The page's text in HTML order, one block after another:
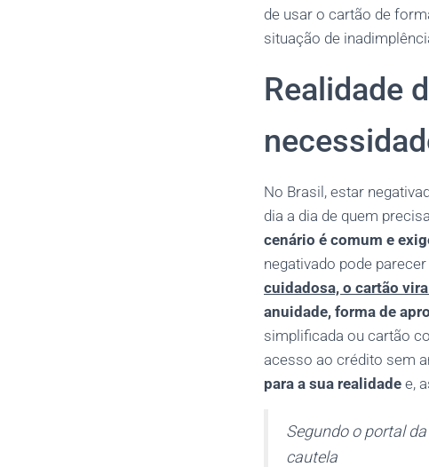
de usar o cartão de
situação de
Realidade
No Brasil, estar
dia a dia de quem
cenário é comum e
negativado pode
cuidadosa, o cartão
anuidade, forma de
simplificada ou cartão
acesso ao crédito sem
para a sua realidade e,
Segundo o portal
cautela